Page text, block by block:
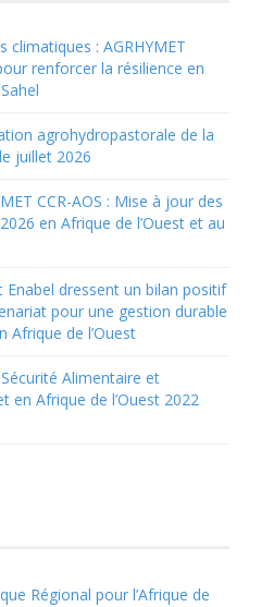
climatiques : AGRHYMET
renforcer la résilience en
agrohydropastorale de la
juillet 2026
CCR-AOS : Mise à jour des
en Afrique de l’Ouest et au
Enabel dressent un bilan positif
pour une gestion durable
Afrique de l’Ouest
Alimentaire et
en Afrique de l’Ouest 2022
Régional pour l’Afrique de